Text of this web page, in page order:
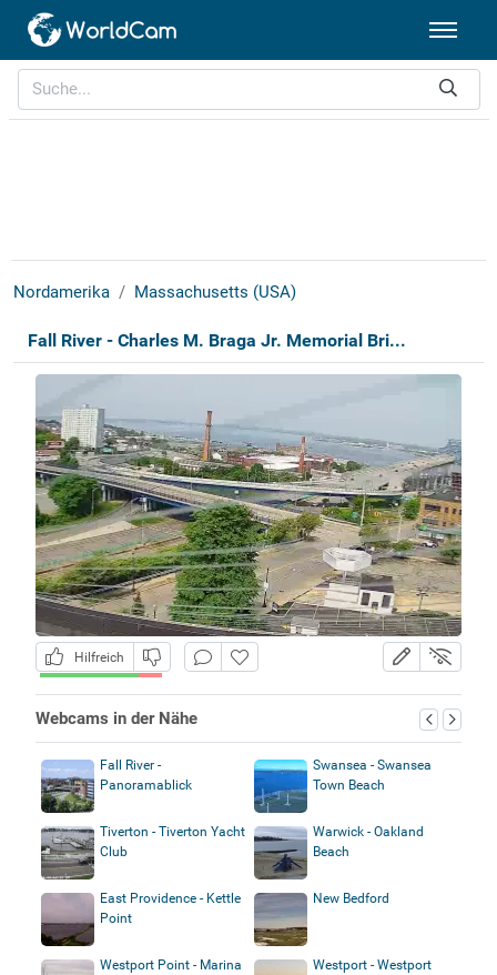
Nordamerika Massachusetts (USA)
Fall River - Charles M. Braga Jr. Memorial Bri...
Hilfreich
Webcams in der Nähe
Fall River -
Panoramablick
Swansea - Swansea
Town Beach
Tiverton - Tiverton Yacht
Club
Warwick - Oakland
Beach
East Providence - Kettle
Point
New Bedford
Westport Point - Marina
Westport - Westport